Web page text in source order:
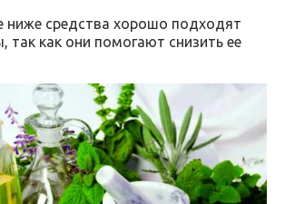
ниже средства хорошо подходят
так как они помогают снизить ее